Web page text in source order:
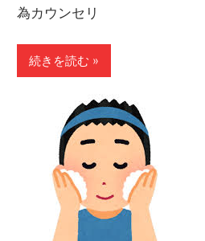
為カウンセリ
続きを読む »